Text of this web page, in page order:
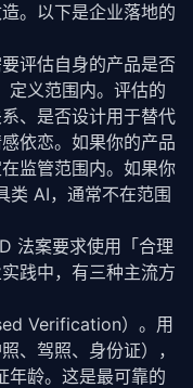
。以下是企业落地的
评估自身的产品是否
定义范围内。评估的
、是否设计用于替代
依恋。如果你的产品
监管范围内。如果你
类 AI，通常不在范围
法案要求使用「合理
践中，有三种主流方
Verification）。用
、驾照、身份证），
年龄。这是最可靠的